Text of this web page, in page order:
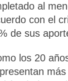
al
con el
de sus
los 20